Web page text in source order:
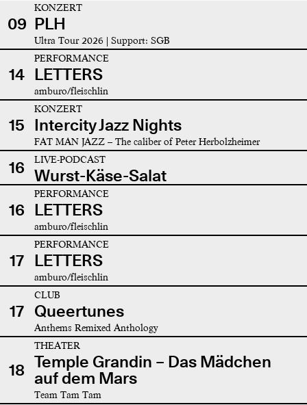
09
KONZERT
PLH
Ultra Tour 2026 | Support: SGB
14
PERFORMANCE
LETTERS
amburo/fleischlin
15
KONZERT
Intercity Jazz Nights
FAT MAN JAZZ – The caliber of Peter Herbolzheimer
16 LIVE-PODCAST
Wurst-Käse-Salat
16
PERFORMANCE
LETTERS
amburo/fleischlin
17
PERFORMANCE
LETTERS
amburo/fleischlin
17
CLUB
Queertunes
Anthems Remixed Anthology
18
THEATER
Temple Grandin – Das Mädchen
auf dem Mars
Team Tam Tam